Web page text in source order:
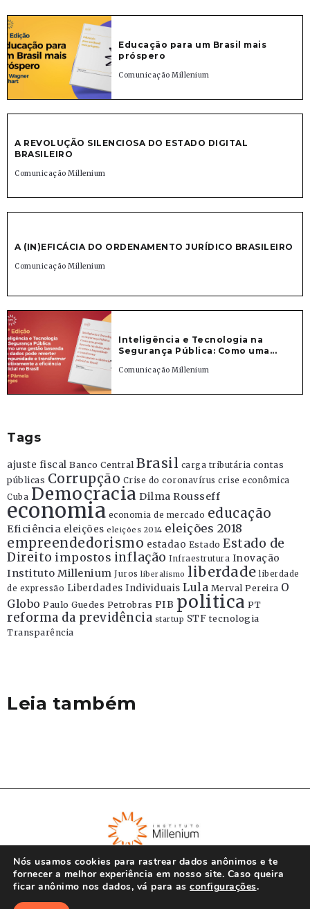
Educação para um Brasil mais
próspero
Comunicação Millenium
A REVOLUÇÃO SILENCIOSA DO ESTADO DIGITAL
BRASILEIRO
Comunicação Millenium
A (IN)EFICÁCIA DO ORDENAMENTO JURÍDICO BRASILEIRO
Comunicação Millenium
Inteligência e Tecnologia na
Segurança Pública: Como uma...
Comunicação Millenium
Tags
ajuste fiscal Banco Central Brasil carga tributária contas
públicas Corrupção Crise do coronavírus crise econômica
Cuba Democracia Dilma Rousseff
economia economia de mercado educação
Eficiência eleições eleições 2014 eleições 2018
empreendedorismo estadao Estado Estado de
Direito impostos inflação Infraestrutura Inovação
Instituto Millenium Juros liberalismo liberdade liberdade
de expressão Liberdades Individuais Lula Merval Pereira O
Globo Paulo Guedes Petrobras PIB politica PT
reforma da previdência startup STF tecnologia
Transparência
Leia também
Nós usamos cookies para rastrear dados anônimos e te
fornecer a melhor experiência em nosso site. Caso queira
ficar anônimo nos dados, vá para as configurações.